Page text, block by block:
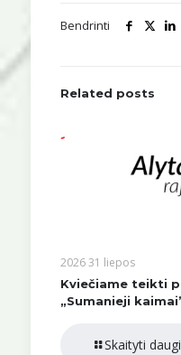
Bendrinti
Related posts
2026 31 liepos
Kviečiame teikti
„Sumanieji
Skaityti